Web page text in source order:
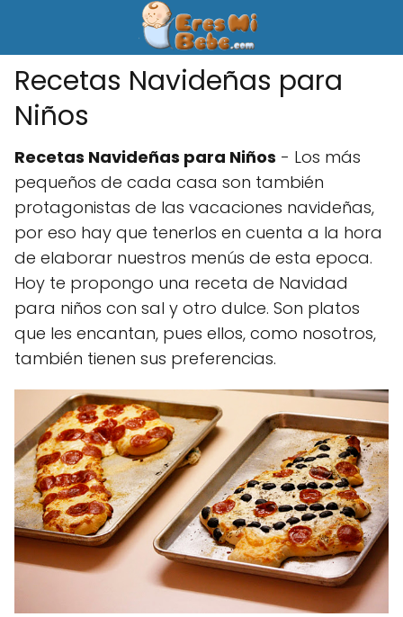
Recetas Navideñas para
Niños
Recetas Navideñas para Niños - Los más
pequeños de cada casa son también
protagonistas de las vacaciones navideñas,
por eso hay que tenerlos en cuenta a la hora
de elaborar nuestros menús de esta epoca.
Hoy te propongo una receta de Navidad
para niños con sal y otro dulce. Son platos
que les encantan, pues ellos, como nosotros,
también tienen sus preferencias.